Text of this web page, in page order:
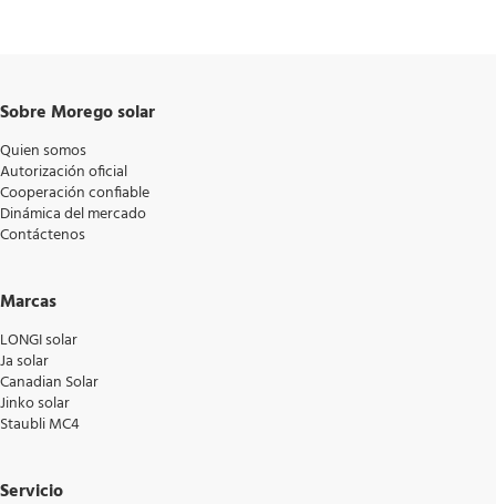
Sobre Morego solar
Quien somos
Autorización oficial
Cooperación confiable
Dinámica del mercado
Contáctenos
Marcas
LONGI solar
Ja solar
Canadian Solar
Jinko solar
Staubli MC4
Servicio